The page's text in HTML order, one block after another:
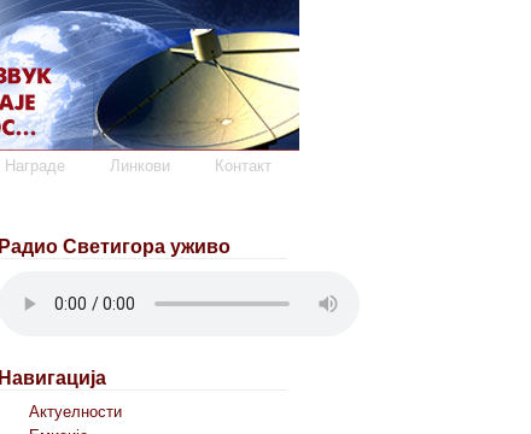
Награде Линкови
Контакт
Радио Светигора уживо
Навигација
Актуелности